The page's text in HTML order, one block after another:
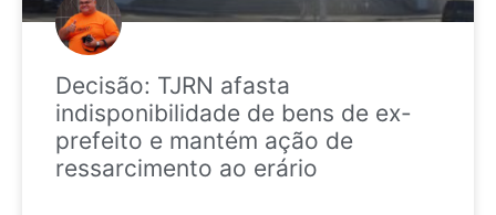
Decisão: TJRN afasta
indisponibilidade de bens de ex-
prefeito e mantém ação de
ressarcimento ao erário